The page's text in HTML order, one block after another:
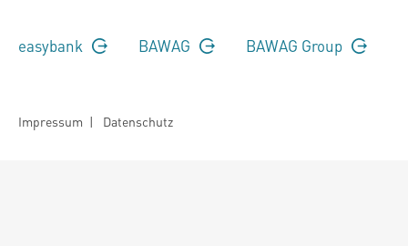
easybank BAWAG BAWAG Group
Impressum | Datenschutz